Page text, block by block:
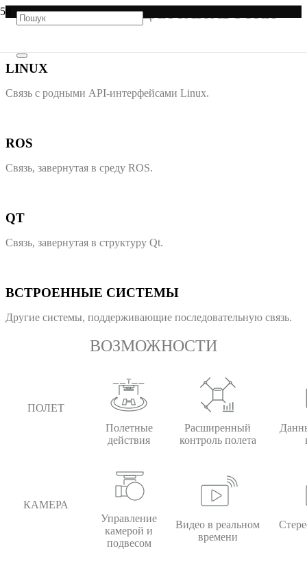
ПЛАТФОРМЫ ДЛЯ РАЗРАБОТКИ
LINUX
Связь с родными API-интерфейсами Linux.
ROS
Связь, завернутая в среду ROS.
QT
Связь, завернутая в структуру Qt.
ВСТРОЕННЫЕ СИСТЕМЫ
Другие системы, поддерживающие последовательную связь.
ВОЗМОЖНОСТИ
ПОЛЕТ
Полетные
действия
Расширенный
контроль полета
КАМЕРА
Управление
камерой и
подвесом
Видео в реальном
времени